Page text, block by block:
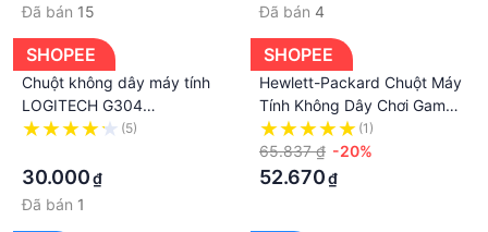
Đã bán 15
Đã bán 4
SHOPEE
Chuột không dây máy tính
LOGITECH G304
LIGHTSPEED sang trọng tiết
văn phòng chơi game học
tập
(5)
30.000₫
Đã bán 1
SHOPEE
Hewlett-Packard Chuột Máy
Tính Không Dây Chơi Game
Có Dây Không Ồn Cho
Lenovo Dell HP HP Huawei
(1)
65.837 ₫ -20%
52.670₫